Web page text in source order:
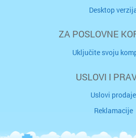
Desktop
ZA POSLOVNE
Uključite svoju
USLOVI I
Uslovi prodaje
Reklamacije